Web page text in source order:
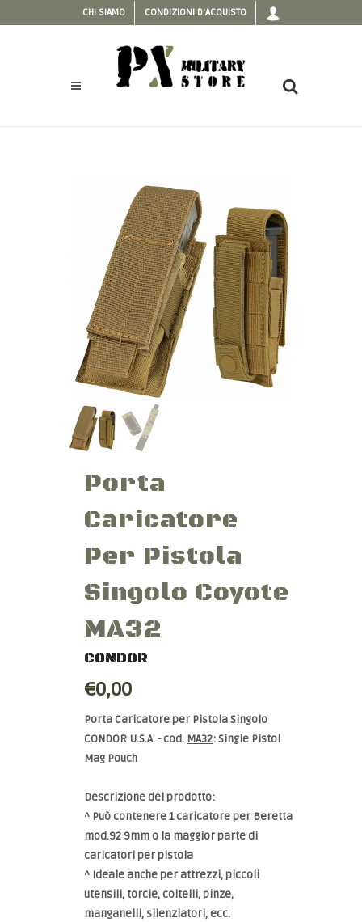
CHI SIAMO CONDIZIONI D'ACQUISTO
Porta
Caricatore
Per Pistola
Singolo Coyote
MA32
CONDOR
€0,00
Porta Caricatore per Pistola Singolo
CONDOR U.S.A. - cod. MA32: Single Pistol
Mag Pouch
Descrizione del prodotto:
^ Può contenere 1 caricatore per Beretta
mod.92 9mm o la maggior parte di
caricatori per pistola
^ Ideale anche per attrezzi, piccoli
utensili, torcie, coltelli, pinze,
manganelli, silenziatori, ecc.